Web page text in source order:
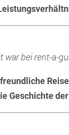
bei rent-a-
Geschichte